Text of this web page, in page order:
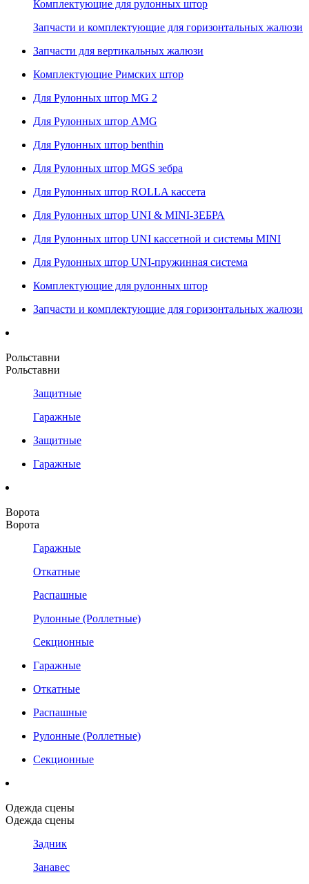
Комплектующие для рулонных штор
Запчасти и комплектующие для горизонтальных жалюзи
Запчасти для вертикальных жалюзи
Комплектующие Римских штор
Для Рулонных штор MG 2
Для Рулонных штор AMG
Для Рулонных штор benthin
Для Рулонных штор MGS зебра
Для Рулонных штор ROLLA кассета
Для Рулонных штор UNI & MINI-ЗЕБРА
Для Рулонных штор UNI кассетной и системы MINI
Для Рулонных штор UNI-пружинная система
Комплектующие для рулонных штор
Запчасти и комплектующие для горизонтальных жалюзи
Рольставни
Рольставни
Защитные
Гаражные
Защитные
Гаражные
Ворота
Ворота
Гаражные
Откатные
Распашные
Рулонные (Роллетные)
Секционные
Гаражные
Откатные
Распашные
Рулонные (Роллетные)
Секционные
Одежда сцены
Одежда сцены
Задник
Занавес